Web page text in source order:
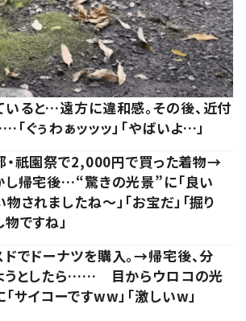
いると…遠方に違和感。その後、近付
ぐぅわぁッッッ」「やばいよ…」
・祇園祭で2,000円で買った着物→
し帰宅後…“驚きの光景”に「良い
物されましたね～」「お宝だ」「掘り
ですね」
ドでドーナツを購入。→帰宅後、分
うとしたら…… 目からウロコの光
「サイコーですww」「激しいw」